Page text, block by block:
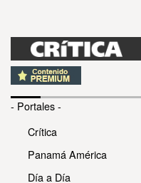
- Portales -
Crítica
Panamá América
Día a Día